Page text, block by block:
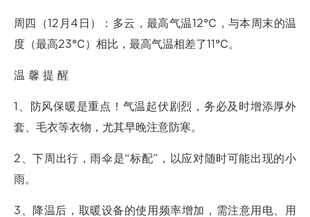
周四（12月4日）：多云，最高气温12℃，与本周末的温
度（最高23℃）相比，最高气温相差了11℃。
温 馨 提 醒
1、防风保暖是重点！气温起伏剧烈，务必及时增添厚外
套、毛衣等衣物，尤其早晚注意防寒。
2、下周出行，雨伞是“标配”，以应对随时可能出现的小
雨。
3、降温后，取暖设备的使用频率增加，需注意用电、用